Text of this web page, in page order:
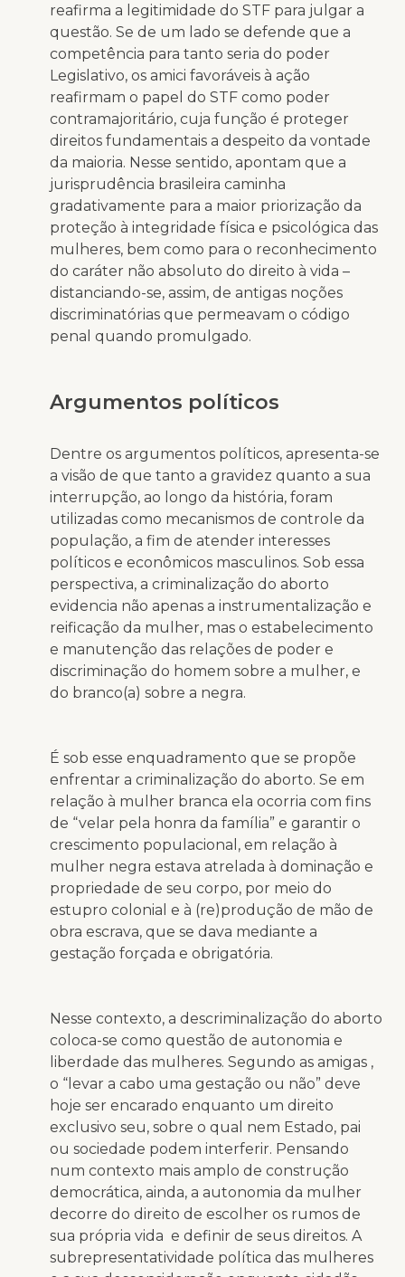
reafirma a legitimidade do STF para julgar a
questão. Se de um lado se defende que a
competência para tanto seria do poder
Legislativo, os amici favoráveis à ação
reafirmam o papel do STF como poder
contramajoritário, cuja função é proteger
direitos fundamentais a despeito da vontade
da maioria. Nesse sentido, apontam que a
jurisprudência brasileira caminha
gradativamente para a maior priorização da
proteção à integridade física e psicológica das
mulheres, bem como para o reconhecimento
do caráter não absoluto do direito à vida –
distanciando-se, assim, de antigas noções
discriminatórias que permeavam o código
penal quando promulgado.
Argumentos políticos
Dentre os argumentos políticos, apresenta-se
a visão de que tanto a gravidez quanto a sua
interrupção, ao longo da história, foram
utilizadas como mecanismos de controle da
população, a fim de atender interesses
políticos e econômicos masculinos. Sob essa
perspectiva, a criminalização do aborto
evidencia não apenas a instrumentalização e
reificação da mulher, mas o estabelecimento
e manutenção das relações de poder e
discriminação do homem sobre a mulher, e
do branco(a) sobre a negra.
É sob esse enquadramento que se propõe
enfrentar a criminalização do aborto. Se em
relação à mulher branca ela ocorria com fins
de “velar pela honra da família” e garantir o
crescimento populacional, em relação à
mulher negra estava atrelada à dominação e
propriedade de seu corpo, por meio do
estupro colonial e à (re)produção de mão de
obra escrava, que se dava mediante a
gestação forçada e obrigatória.
Nesse contexto, a descriminalização do aborto
coloca-se como questão de autonomia e
liberdade das mulheres. Segundo as amigas ,
o “levar a cabo uma gestação ou não” deve
hoje ser encarado enquanto um direito
exclusivo seu, sobre o qual nem Estado, pai
ou sociedade podem interferir. Pensando
num contexto mais amplo de construção
democrática, ainda, a autonomia da mulher
decorre do direito de escolher os rumos de
sua própria vida e definir de seus direitos. A
subrepresentatividade política das mulheres